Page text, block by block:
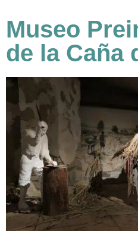
Museo
de la Caña